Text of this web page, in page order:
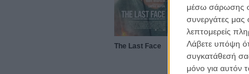
μέσω σάρωσης
συνεργάτες
λεπτομερείς
Λάβετε υπόψη
συγκατάθεσή
μόνο για αυτόν
The Last Face